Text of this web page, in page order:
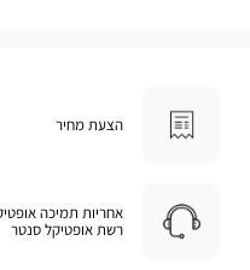
הצעת מחיר
אחריות תמיכה
רשת אופטיקל סנטר